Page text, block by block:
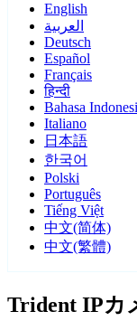
English
العربية
Deutsch
Español
Français
हिन्दी
Bahasa
Italiano
日本語
한국어
Polski
Português
Tiếng Việt
中文(简体)
中文(繁體)
Trident IPカ